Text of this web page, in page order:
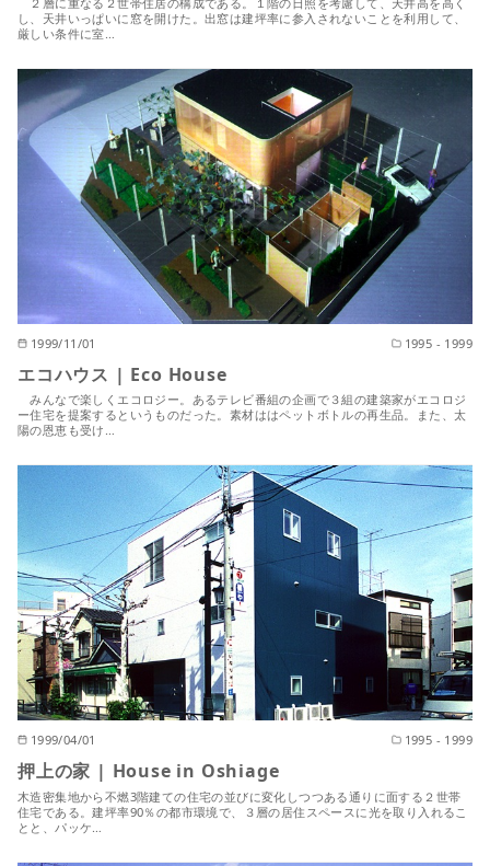
し、天井いっぱいに窓を開けた。出窓は建坪率に参入されないことを利用して、
厳しい条件に室…
1999/11/01 1995 - 1999
エコハウス | Eco House
みんなで楽しくエコロジー。あるテレビ番組の企画で３組の建築家がエコロジ
ー住宅を提案するというものだった。素材ははペットボトルの再生品。また、太
陽の恩恵も受け…
1999/04/01 1995 - 1999
押上の家 | House in Oshiage
木造密集地から不燃3階建ての住宅の並びに変化しつつある通りに面する２世帯
住宅である。建坪率90％の都市環境で、３層の居住スペースに光を取り入れるこ
とと、パッケ…